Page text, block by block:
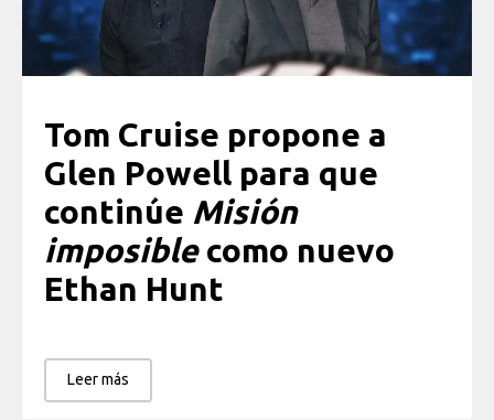
Tom Cruise propone a
Glen Powell para que
continúe Misión
imposiblecomo nuevo
Ethan Hunt
Leer más